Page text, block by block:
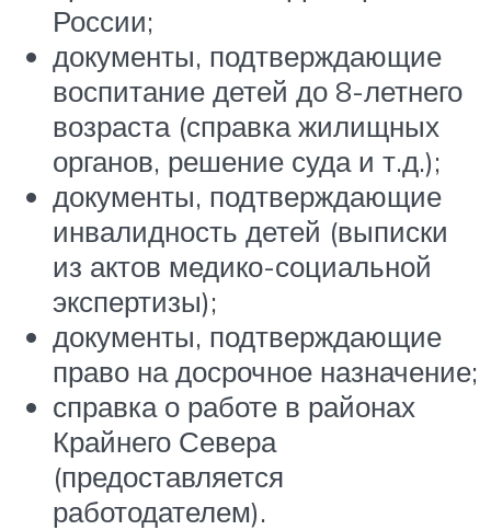
России;
документы, подтверждающие
воспитание детей до 8-летнего
возраста (справка жилищных
органов, решение суда и т.д.);
документы, подтверждающие
инвалидность детей (выписки
из актов медико-социальной
экспертизы);
документы, подтверждающие
право на досрочное назначение;
справка о работе в районах
Крайнего Севера
(предоставляется
работодателем).